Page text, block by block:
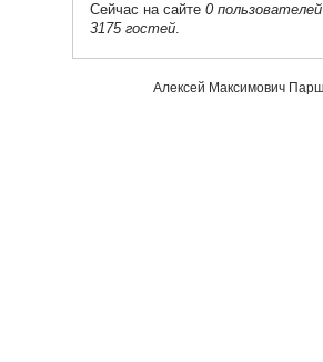
Сейчас на сайте 0 пользователей
3175 гостей.
Алексей Максимович